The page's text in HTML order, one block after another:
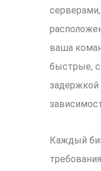
ваша
быстрые,
задержкой
Каждый